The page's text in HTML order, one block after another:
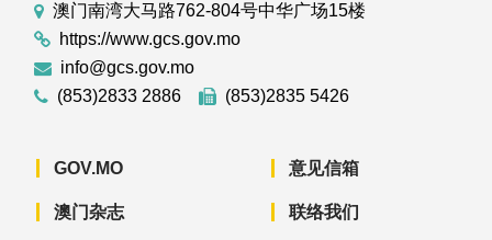
澳门南湾大马路762-804号中华广场15楼
https://www.gcs.gov.mo
info@gcs.gov.mo
(853)2833 2886
(853)2835 5426
GOV.MO
澳门杂志
意见信箱
联络我们